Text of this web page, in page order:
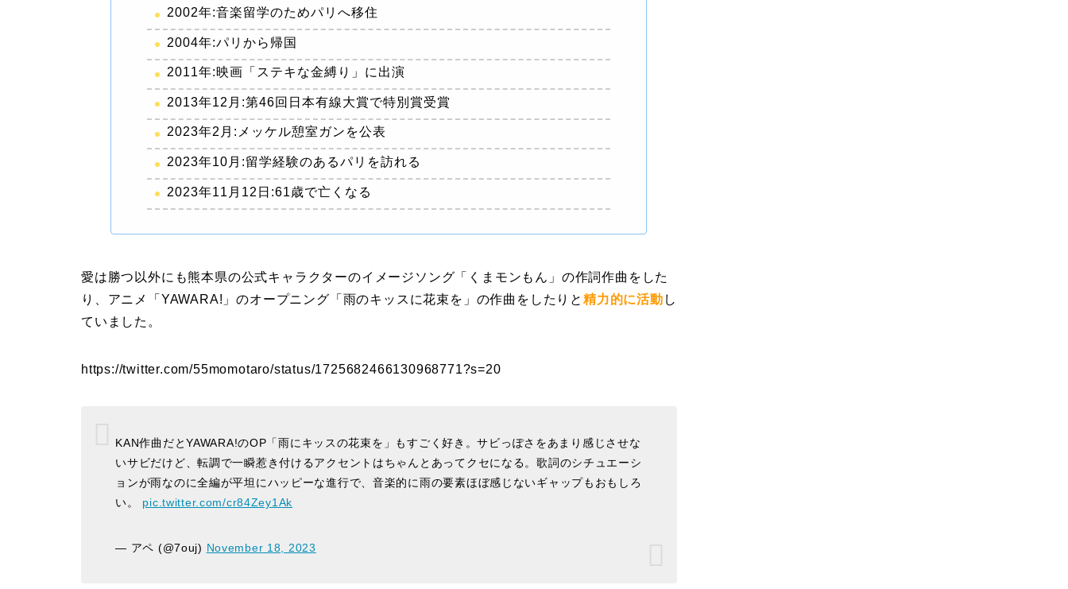
2002年:音楽留学のためパリへ移住
2004年:パリから帰国
2011年:映画「ステキな金縛り」に出演
2013年12月:第46回日本有線大賞で特別賞受賞
2023年2月:メッケル憩室ガンを公表
2023年10月:留学経験のあるパリを訪れる
2023年11月12日:61歳で亡くなる
愛は勝つ以外にも熊本県の公式キャラクターのイメージソング「くまモンもん」の作詞作曲をした
り、アニメ「YAWARA!」のオープニング「雨のキッスに花束を」の作曲をしたりと 精力的に活動 し
ていました。
https://twitter.com/55momotaro/status/1725682466130968771?s=20
KAN作曲だとYAWARA!のOP「雨にキッスの花束を」もすごく好き。サビっぽさをあまり感じさせな
いサビだけど、転調で一瞬惹き付けるアクセントはちゃんとあってクセになる。歌詞のシチュエーシ
ョンが雨なのに全編が平坦にハッピーな進行で、音楽的に雨の要素ほぼ感じないギャップもおもしろ
い。 pic.twitter.com/cr84Zey1Ak
— アペ (@7ouj) November 18, 2023